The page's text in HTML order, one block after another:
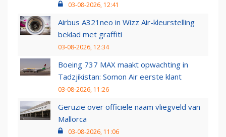
03-08-2026, 12:41
Airbus A321neo in Wizz Air-kleurstelling
beklad met graffiti
03-08-2026, 12:34
Boeing 737 MAX maakt opwachting in
Tadzjikistan: Somon Air eerste klant
03-08-2026, 11:26
Geruzie over officiële naam vliegveld van
Mallorca
03-08-2026, 11:06